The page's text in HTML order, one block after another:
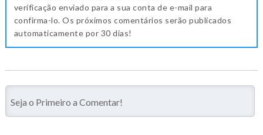
verificação enviado para a sua conta de e-mail para
confirma-lo. Os próximos comentários serão publicados
automaticamente por 30 dias!